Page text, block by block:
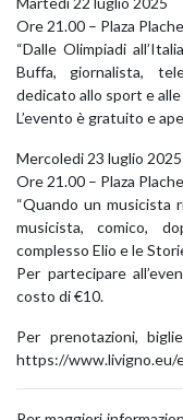
Ore 21.00 – Plaza
“Dalle Olimpiadi
Buffa, giornalista,
dedicato allo sport e alle
L’evento è gratuito e
Mercoledi 23 luglio 2025
Ore 21.00 – Plaza
“Quando un musicista
musicista, comico,
complesso Elio e le
Per partecipare
costo di €10.
Per prenotazioni,
https://www.livigno.eu/